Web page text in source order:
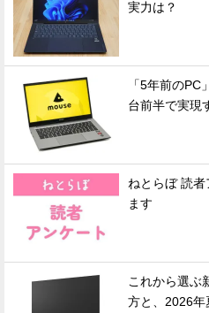
実力は？
「5年前のPC
台前半で実現
ねとらぼ 読者
ます
これから選ぶ
方と、2026年